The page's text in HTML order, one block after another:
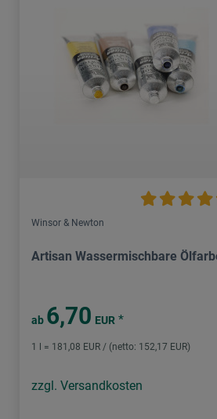
Winsor & Newton
Artisan Wassermischbare
ab 6,70 EUR *
1 l = 181,08 EUR / (netto: 152,17 EUR)
zzgl. Versandkosten